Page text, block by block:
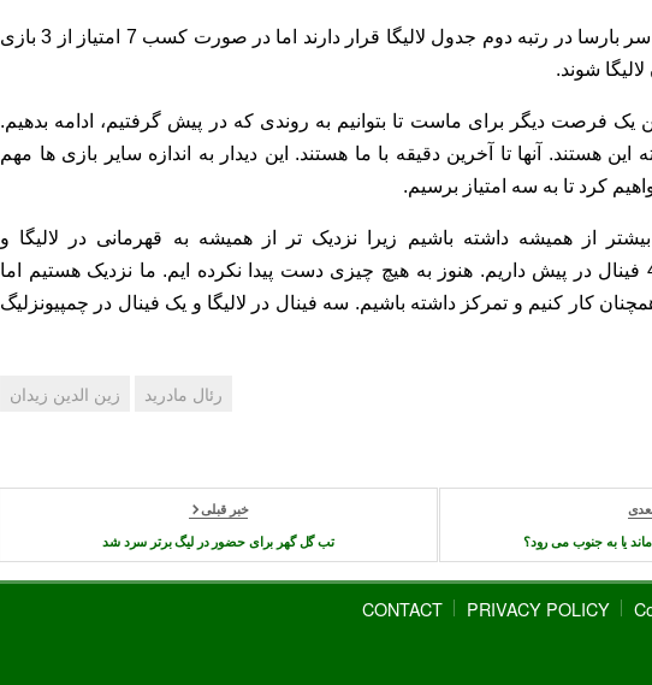
رئالی ها در حال حاضر پشت سر بارسا در رتبه دوم جدول لالیگا قرار دارند اما در صورت کسب 7 امتیاز از 3 بازی
شوند.
یک فرصت دیگر برای ماست تا بتوانیم به روندی که در پیش گرفتیم، ادامه بدهیم.
هستند. آنها تا آخرین دقیقه با ما هستند. این دیدار به اندازه سایر بازی ها مهم
کرد تا به سه امتیاز برسیم.
از همیشه داشته باشیم زیرا نزدیک تر از همیشه به قهرمانی در لالیگا و
وچمپیونزلیگ هستیم. اما ما 4 فینال در پیش داریم. هنوز به هیچ چیزی دست پیدا نکرده ایم. ما نزدیک هستیم اما
کار کنیم و تمرکز داشته باشیم. سه فینال در لالیگا و یک فینال در چمپیونزلیگ
رئال مادرید زین الدین زیدان
یا به جنوب می رود؟
خبر قبلی
تب گل گهر برای حضور در لیگ برتر سرد شد
CONTACT PRIVACY POLICY